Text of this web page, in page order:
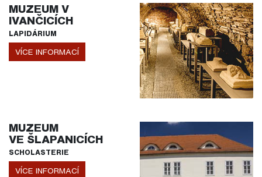
MUZEUM V
IVANČICÍCH
LAPIDÁRIUM
VÍCE INFORMACÍ
MUZEUM
VE ŠLAPANICÍCH
SCHOLASTERIE
VÍCE INFORMACÍ